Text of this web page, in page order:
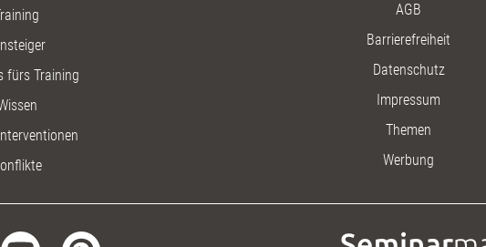
fürs Training
AGB
Barrierefreiheit
Datenschutz
Impressum
Themen
Werbung